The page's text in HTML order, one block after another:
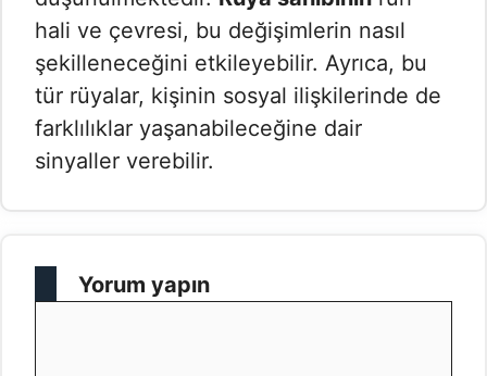
hali ve çevresi, bu değişimlerin nasıl
şekilleneceğini etkileyebilir. Ayrıca, bu
tür rüyalar, kişinin sosyal ilişkilerinde de
farklılıklar yaşanabileceğine dair
sinyaller verebilir.
Yorum yapın